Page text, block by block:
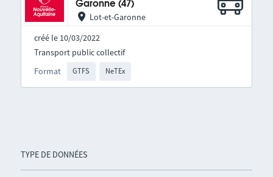
TYPE DE DONNÉES
Garonne (47)
Lot-et-Garonne
créé le 10/03/2022
Format GTFS NeTEx
Transport public collectif